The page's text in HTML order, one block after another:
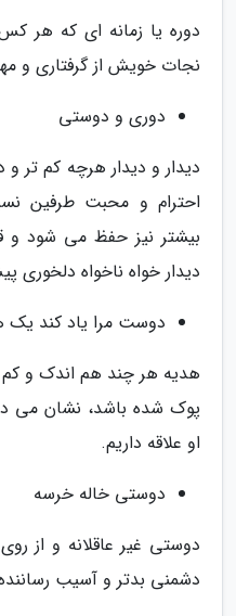
دوره یا زمانه ای که هر
نجات خویش از گرفتاری و
دوری و دوستی
دیدار و دیدار هرچه کم تر و
احترام و محبت طرفین
بیشتر نیز حفظ می شود و
دیدار خواه ناخواه دلخوری
دوست مرا یاد کند یک
هدیه هر چند هم اندک و
پوک شده باشد، نشان می
او علاقه داریم.
دوستی خاله خرسه
دوستی غیر عاقلانه و از
دشمنی بدتر و آسیب